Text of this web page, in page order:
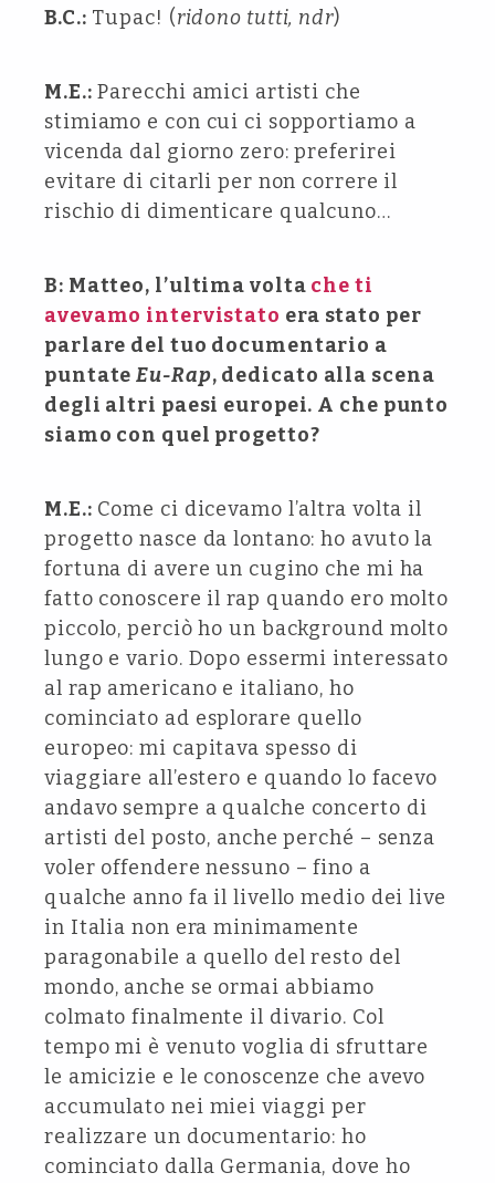
B.C.: Tupac! (ridono tutti, ndr)
M.E.: Parecchi amici artisti che
stimiamo e con cui ci sopportiamo a
vicenda dal giorno zero: preferirei
evitare di citarli per non correre il
rischio di dimenticare qualcuno…
B: Matteo, l’ultima volta che ti
avevamo intervistato era stato per
parlare del tuo documentario a
puntateEu-Rap, dedicato alla scena
degli altri paesi europei. A che punto
siamo con quel progetto?
M.E.: Come ci dicevamo l’altra volta il
progetto nasce da lontano: ho avuto la
fortuna di avere un cugino che mi ha
fatto conoscere il rap quando ero molto
piccolo, perciò ho un background molto
lungo e vario. Dopo essermi interessato
al rap americano e italiano, ho
cominciato ad esplorare quello
europeo: mi capitava spesso di
viaggiare all’estero e quando lo facevo
andavo sempre a qualche concerto di
artisti del posto, anche perché – senza
voler offendere nessuno – fino a
qualche anno fa il livello medio dei live
in Italia non era minimamente
paragonabile a quello del resto del
mondo, anche se ormai abbiamo
colmato finalmente il divario. Col
tempo mi è venuto voglia di sfruttare
le amicizie e le conoscenze che avevo
accumulato nei miei viaggi per
realizzare un documentario: ho
cominciato dalla Germania, dove ho